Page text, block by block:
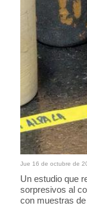
Jue 16 de octubre de
Un estudio que
sorpresivos al
con muestras